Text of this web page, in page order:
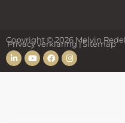
Copyright © 2026 Melvin
Privacy verklaring |Sitemap